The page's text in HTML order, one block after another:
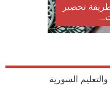
تحضير
السورية